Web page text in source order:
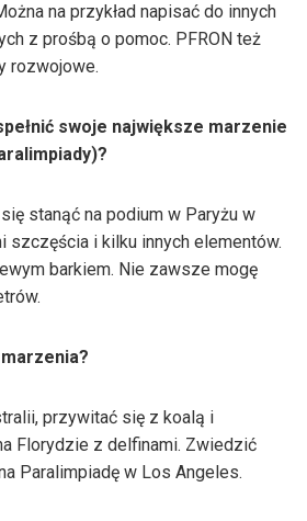
na przykład napisać do innych
z prośbą o pomoc. PFRON też
rozwojowe.
swoje największe marzenie
stanąć na podium w Paryżu w
szczęścia i kilku innych elementów.
barkiem. Nie zawsze mogę
przywitać się z koalą i
Florydzie z delfinami. Zwiedzić
Paralimpiadę w Los Angeles.